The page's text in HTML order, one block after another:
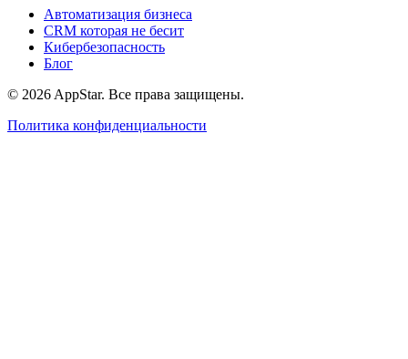
Автоматизация бизнеса
CRM которая не бесит
Кибербезопасность
Блог
© 2026 AppStar. Все права защищены.
Политика конфиденциальности